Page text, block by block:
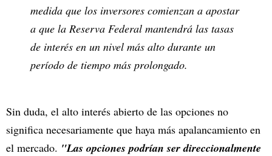
medida que los inversores comienzan a apostar
a que la Reserva Federal mantendrá las tasas
de interés en un nivel más alto durante un
período de tiempo más prolongado.
Sin duda, el alto interés abierto de las opciones no
significa necesariamente que haya más apalancamiento en
el mercado. "Las opciones podrían ser direccionalmente